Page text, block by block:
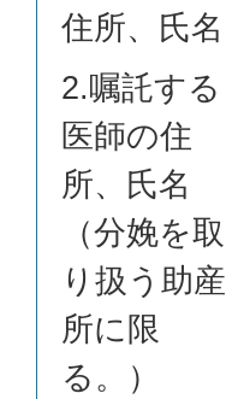
住所、氏名
2.嘱託する
医師の住
所、氏名
（分娩を取
り扱う助産
所に限
る。）